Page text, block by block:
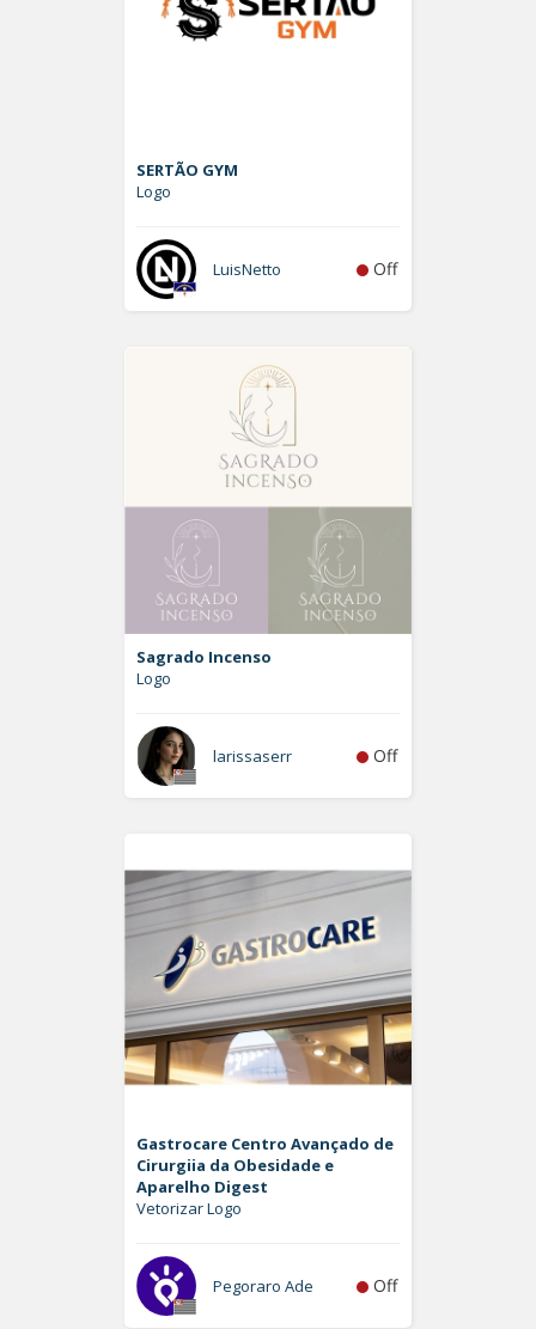
SERTÃO GYM
Logo
LuisNetto Off
Sagrado Incenso
Logo
larissaserr Off
Gastrocare Centro Avançado de
Cirurgiia da Obesidade e
Aparelho Digest
Vetorizar Logo
Pegoraro Ade Off